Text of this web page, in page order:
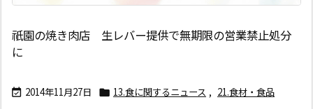
祇園の焼き肉店 生レバー提供で無期限の営業禁止処分
に
 2014年11月27日  13.食に関するニュース , 21.食材・食品